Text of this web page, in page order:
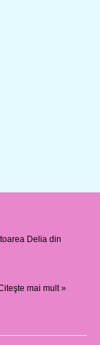
Delia din
mai mult »